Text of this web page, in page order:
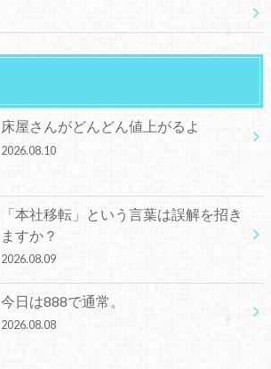
床屋さんがどんどん値上がるよ
2026.08.10
「本社移転」という言葉は誤解を招き
ますか？
2026.08.09
今日は888で通常。
2026.08.08